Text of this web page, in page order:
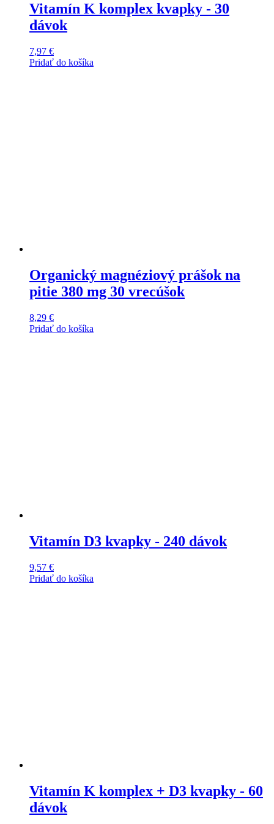
Vitamín K komplex kvapky - 30
dávok
7,97 €
Pridať do košíka
Organický magnéziový prášok na
pitie 380 mg 30 vrecúšok
8,29 €
Pridať do košíka
Vitamín D3 kvapky - 240 dávok
9,57 €
Pridať do košíka
Vitamín K komplex + D3 kvapky - 60
dávok